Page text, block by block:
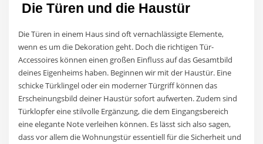
Die Türen und die Haustür
Die Türen in einem Haus sind oft vernachlässigte Elemente,
wenn es um die Dekoration geht. Doch die richtigen Tür-
Accessoires können einen großen Einfluss auf das Gesamtbild
deines Eigenheims haben. Beginnen wir mit der Haustür. Eine
schicke Türklingel oder ein moderner Türgriff können das
Erscheinungsbild deiner Haustür sofort aufwerten. Zudem sind
Türklopfer eine stilvolle Ergänzung, die dem Eingangsbereich
eine elegante Note verleihen können. Es lässt sich also sagen,
dass vor allem die Wohnungstür essentiell für die Sicherheit und